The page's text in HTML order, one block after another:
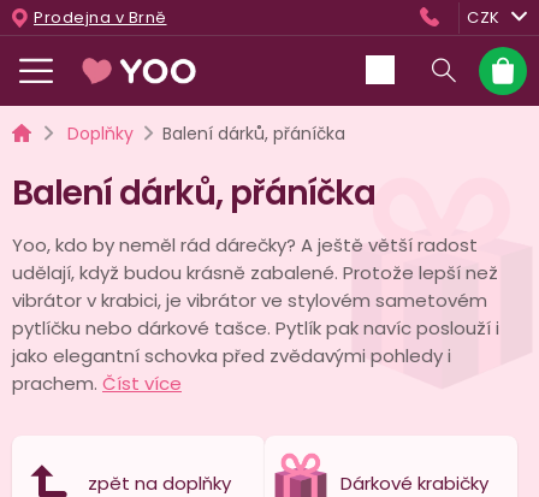
Přejít
na
obsah
Prodejna v Brně CZK
košík
DomůDoplňky Balení dárků, přáníčka
Balení dárků, přáníčka
Yoo, kdo by neměl rád dárečky? A ještě větší radost
udělají, když budou krásně zabalené. Protože lepší než
vibrátor v krabici, je vibrátor ve stylovém sametovém
pytlíčku nebo dárkové tašce. Pytlík pak navíc poslouží i
jako elegantní schovka před zvědavými pohledy i
prachem. Číst více
zpět na doplňky Dárkové krabičky